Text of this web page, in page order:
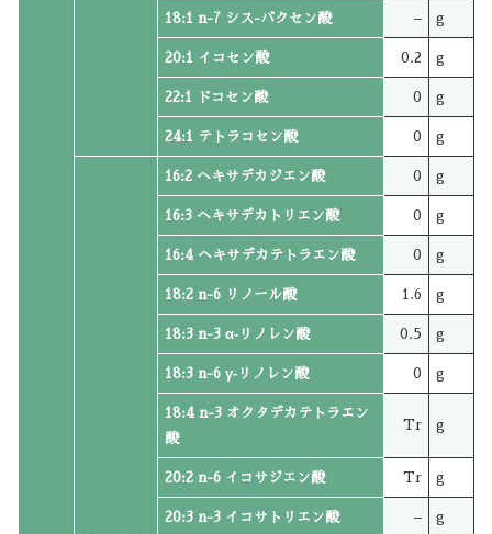
18:1 n-7 シス-バクセン酸 – g
20:1 イコセン酸 0.2 g
22:1 ドコセン酸 0 g
24:1 テトラコセン酸 0 g
16:2 ヘキサデカジエン酸 0 g
16:3 ヘキサデカトリエン酸 0 g
16:4 ヘキサデカテトラエン酸 0 g
18:2 n-6 リノール酸 1.6 g
18:3 n-3 α‐リノレン酸 0.5 g
18:3 n-6 γ‐リノレン酸 0 g
18:4 n-3 オクタデカテトラエン
酸
Tr g
20:2 n-6 イコサジエン酸 Tr g
20:3 n-3 イコサトリエン酸 – g